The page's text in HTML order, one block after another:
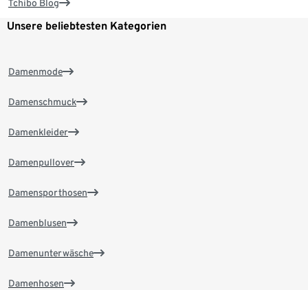
Tchibo Blog
Unsere beliebtesten Kategorien
Damenmode
Damenschmuck
Damenkleider
Damenpullover
Damensporthosen
Damenblusen
Damenunterwäsche
Damenhosen